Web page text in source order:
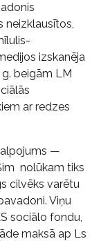
neizklausītos,
izskanēja
beigām LM
ar redzes
—
nolūkam tiks
cilvēks varētu
Viņu
sociālo fondu,
maksā ap Ls